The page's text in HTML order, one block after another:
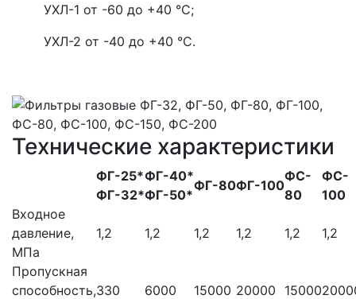
УХЛ-1 от -60 до +40 °С;
УХЛ-2 от -40 до +40 °С.
Технические характеристики
ФГ-25*
ФГ-32*
ФГ-40*
ФГ-50*
ФГ-80ФГ-100
ФC-
80
ФC-
100
Входное
давление,
МПа
1,2 1,2 1,2 1,2 1,2 1,2
Пропускная
способность,330 6000 15000 20000 15000